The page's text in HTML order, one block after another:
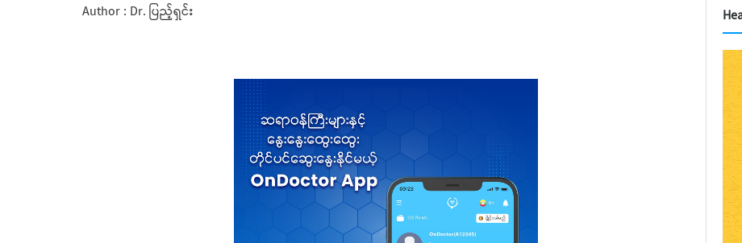
Author : Dr. ပြည့်ရှင်း